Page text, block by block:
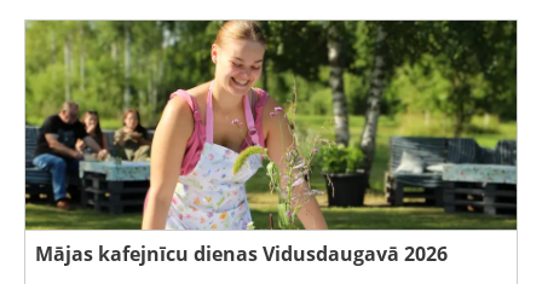
Mājas kafejnīcu dienas Vidusdaugavā 2026